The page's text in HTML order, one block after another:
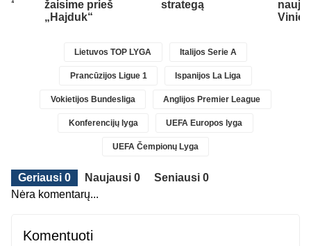
žaisime prieš
„Hajduk“
strategą
Lietuvos TOP LYGA Italijos Serie A
Prancūzijos Ligue 1 Ispanijos La Liga
Vokietijos Bundesliga Anglijos Premier League
Konferencijų lyga UEFA Europos lyga
UEFA Čempionų Lyga
Geriausi 0 Naujausi 0
Seniausi 0
Nėra komentarų...
Komentuoti